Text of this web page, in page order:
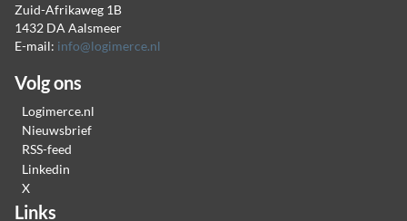
Zuid-Afrikaweg 1B
1432 DA Aalsmeer
E-mail: info@logimerce.nl
Volg ons
Logimerce.nl
Nieuwsbrief
RSS-feed
Linkedin
X
Links